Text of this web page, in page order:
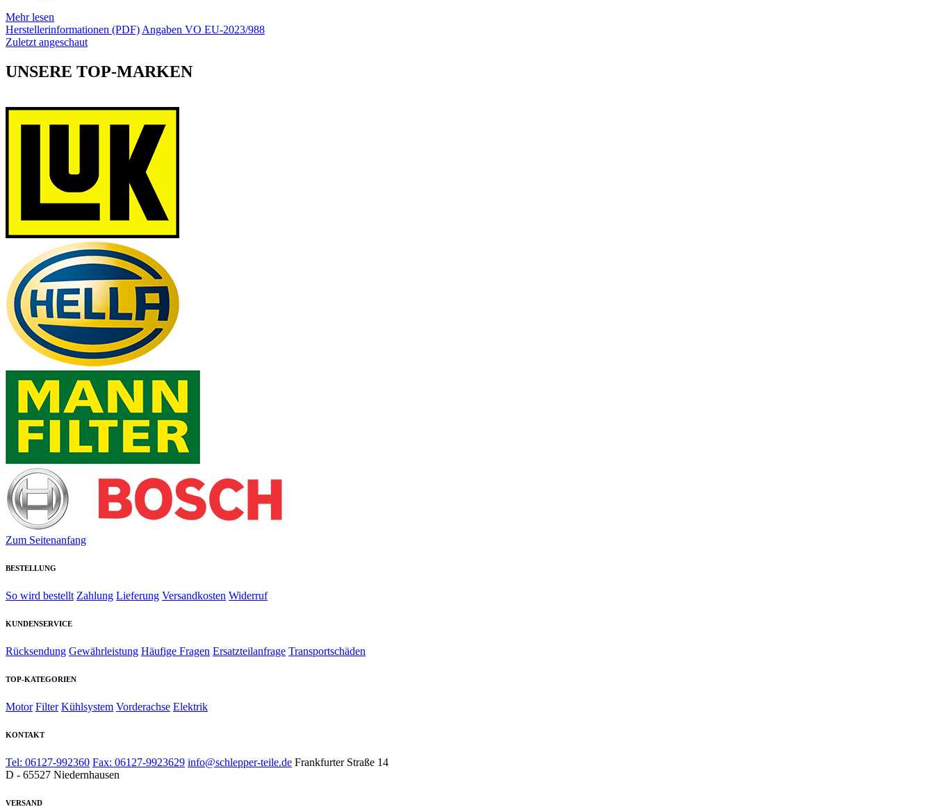
Mehr lesen
Herstellerinformationen (PDF) Angaben VO EU-2023/988
Zuletzt angeschaut
UNSERE TOP-MARKEN
Zum Seitenanfang
BESTELLUNG
So wird bestellt Zahlung Lieferung Versandkosten Widerruf
KUNDENSERVICE
Rücksendung Gewährleistung Häufige Fragen Ersatzteilanfrage Transportschäden
TOP-KATEGORIEN
Motor Filter Kühlsystem Vorderachse Elektrik
KONTAKT
Tel: 06127-992360 Fax: 06127-9923629 info@schlepper-teile.de Frankfurter Straße 14
D - 65527 Niedernhausen
VERSAND